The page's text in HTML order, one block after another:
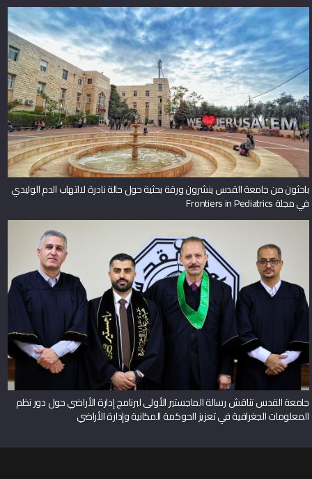
باحثون من جامعة القدس ينشرون ورقة بحثية حول حالة نادرة لالتهاب الدم الوليدي
في مجلة Frontiers in Pediatrics
جامعة القدس تناقش رسالة الماجستير الأولى لبرنامج إدارة الأراضي حول دور نظم
المعلومات الجغرافية في تعزيز الحوكمة المكانية وإدارة الأراضي